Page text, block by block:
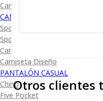
Camisa Cuadro y Raya
CAMISA SPORT
Sport Lisas
Sport Diseño
Camiseta Lisa
Camiseta Diseño
PANTALÓN CASUAL
Chino
Five Pocket
Otros clientes